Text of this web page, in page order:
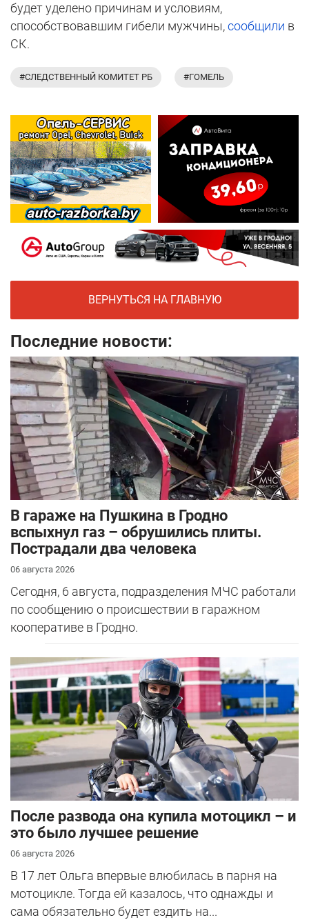
будет уделено причинам и условиям,
способствовавшим гибели мужчины,сообщили в
СК.
#СЛЕДСТВЕННЫЙ КОМИТЕТ РБ #ГОМЕЛЬ
ВЕРНУТЬСЯ НА ГЛАВНУЮ
Последние новости:
В гараже на Пушкина в Гродно
вспыхнул газ – обрушились плиты.
Пострадали два человека
06 августа 2026
Сегодня, 6 августа, подразделения МЧС работали
по сообщению о происшествии в гаражном
кооперативе в Гродно.
После развода она купила мотоцикл – и
это было лучшее решение
06 августа 2026
В 17 лет Ольга впервые влюбилась в парня на
мотоцикле. Тогда ей казалось, что однажды и
сама обязательно будет ездить на...